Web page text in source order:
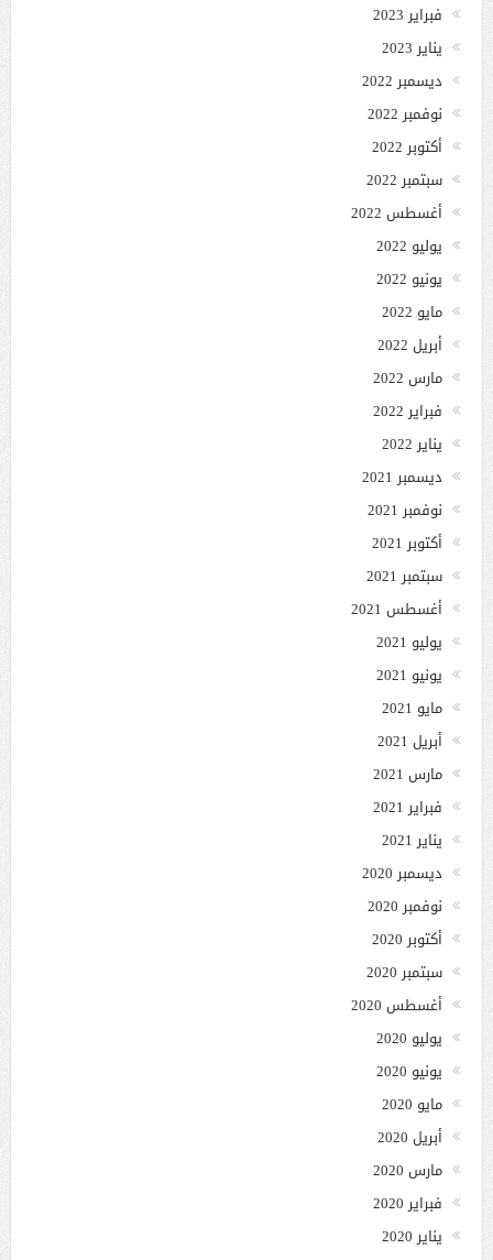
فبراير 2023
يناير 2023
ديسمبر 2022
نوفمبر 2022
أكتوبر 2022
سبتمبر 2022
أغسطس 2022
يوليو 2022
يونيو 2022
مايو 2022
أبريل 2022
مارس 2022
فبراير 2022
يناير 2022
ديسمبر 2021
نوفمبر 2021
أكتوبر 2021
سبتمبر 2021
أغسطس 2021
يوليو 2021
يونيو 2021
مايو 2021
أبريل 2021
مارس 2021
فبراير 2021
يناير 2021
ديسمبر 2020
نوفمبر 2020
أكتوبر 2020
سبتمبر 2020
أغسطس 2020
يوليو 2020
يونيو 2020
مايو 2020
أبريل 2020
مارس 2020
فبراير 2020
يناير 2020